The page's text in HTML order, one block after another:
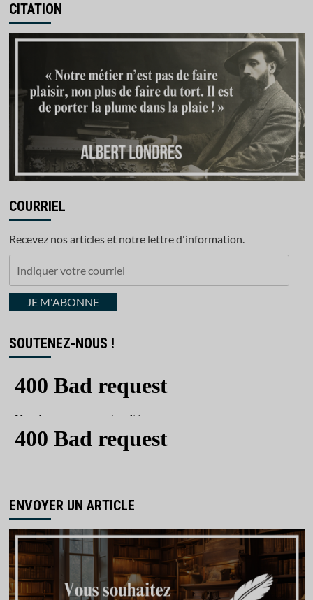
CITATION
COURRIEL
Recevez nos articles et notre lettre d'information.
courrielJE M'ABONNE
SOUTENEZ-NOUS !
ENVOYER UN ARTICLE